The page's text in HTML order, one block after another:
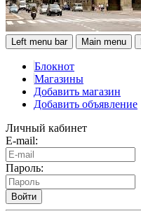
Left menu bar Main menu
Блокнот
Магазины
Добавить магазин
Добавить объявление
Личный кабинет
E-mail:
Пароль:
Войти